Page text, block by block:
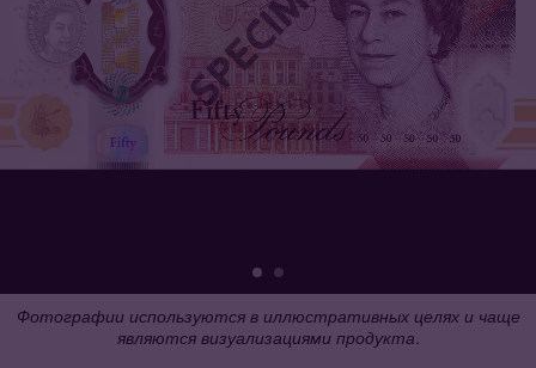
Фотографии используются в иллюстративных целях и чаще
являются визуализациями продукта.